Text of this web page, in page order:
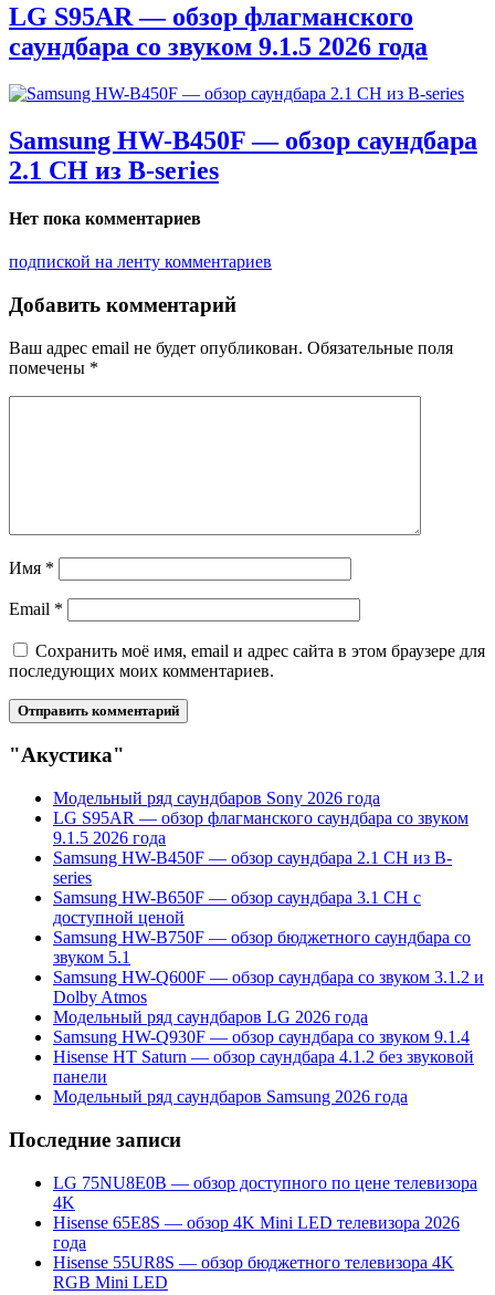
LG S95AR — обзор флагманского
саундбара со звуком 9.1.5 2026 года
Samsung HW-B450F — обзор саундбара
2.1 CH из B-series
Нет пока комментариев
подпиской на ленту комментариев
Добавить комментарий
Ваш адрес email не будет опубликован. Обязательные поля
помечены *
Имя *
Email *
Сохранить моё имя, email и адрес сайта в этом браузере для
последующих моих комментариев.
"Акустика"
Модельный ряд саундбаров Sony 2026 года
LG S95AR — обзор флагманского саундбара со звуком
9.1.5 2026 года
Samsung HW-B450F — обзор саундбара 2.1 CH из B-
series
Samsung HW-B650F — обзор саундбара 3.1 CH с
доступной ценой
Samsung HW-B750F — обзор бюджетного саундбара со
звуком 5.1
Samsung HW-Q600F — обзор саундбара со звуком 3.1.2 и
Dolby Atmos
Модельный ряд саундбаров LG 2026 года
Samsung HW-Q930F — обзор саундбара со звуком 9.1.4
Hisense HT Saturn — обзор саундбара 4.1.2 без звуковой
панели
Модельный ряд саундбаров Samsung 2026 года
Последние записи
LG 75NU8E0B — обзор доступного по цене телевизора
4K
Hisense 65E8S — обзор 4K Mini LED телевизора 2026
года
Hisense 55UR8S — обзор бюджетного телевизора 4K
RGB Mini LED